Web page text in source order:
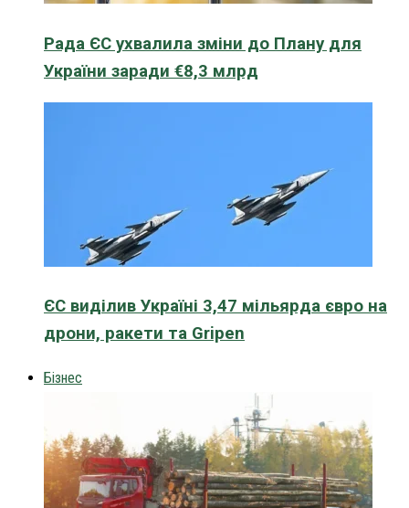
Рада ЄС ухвалила зміни до Плану для
України заради €8,3 млрд
ЄС виділив Україні 3,47 мільярда євро на
дрони, ракети та Gripen
Бізнес